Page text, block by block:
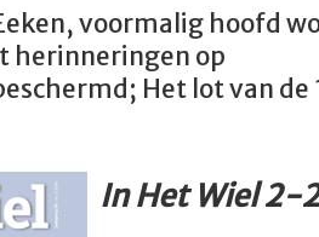
voormalig hoofd
herinneringen op
Het lot van
In Het Wiel 2-